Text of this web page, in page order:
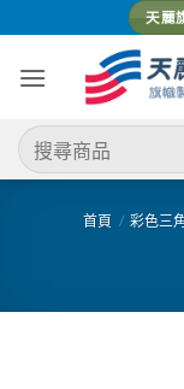
content
天麗
搜
尋
首頁 / 彩色三